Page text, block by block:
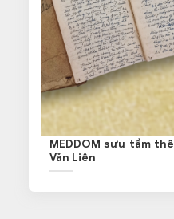
MEDDOM sưu tầm
Văn Liên